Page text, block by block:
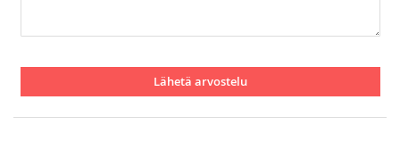
Lähetä arvostelu